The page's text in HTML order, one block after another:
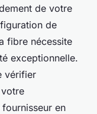
de votre
de
fibre nécessite
exceptionnelle.
vérifier
en